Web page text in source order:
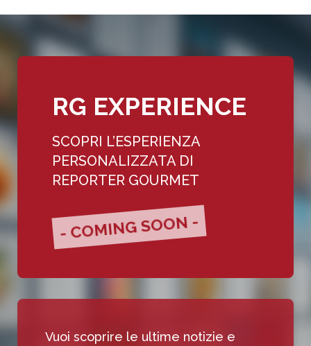
RG EXPERIENCE
SCOPRI L’ESPERIENZA
PERSONALIZZATA DI
REPORTER GOURMET
- COMING SOON -
Vuoi scoprire le ultime notizie e